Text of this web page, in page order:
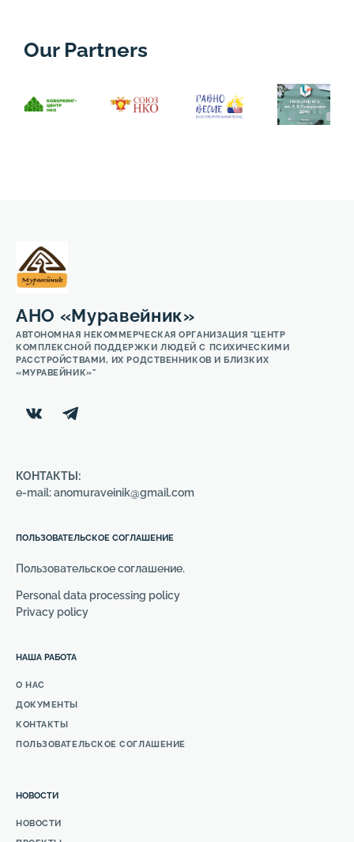
Our Partners
АНО «Муравейник»
АВТОНОМНАЯ НЕКОММЕРЧЕСКАЯ ОРГАНИЗАЦИЯ "ЦЕНТР
КОМПЛЕКСНОЙ ПОДДЕРЖКИ ЛЮДЕЙ С ПСИХИЧЕСКИМИ
РАССТРОЙСТВАМИ, ИХ РОДСТВЕННИКОВ И БЛИЗКИХ
«МУРАВЕЙНИК»"
КОНТАКТЫ:
e-mail: anomuraveinik@gmail.com
НАША РАБОТА
О НАС
ДОКУМЕНТЫ
КОНТАКТЫ
ПОЛЬЗОВАТЕЛЬСКОЕ СОГЛАШЕНИЕ
НОВОСТИ
НОВОСТИ
ПОЛЬЗОВАТЕЛЬСКОЕ СОГЛАШЕНИЕ
Пользовательское соглашение.
Personal data processing policy
Privacy policy